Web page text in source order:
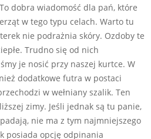
dobra wiadomość dla pań, które
w tego typu celach. Warto tu
nie podrażnia skóry. Ozdoby te
Trudno się od nich
je nosić przy naszej kurtce. W
dodatkowe futra w postaci
w wełniany szalik. Ten
zimy. Jeśli jednak są tu panie,
nie ma z tym najmniejszego
posiada opcję odpinania